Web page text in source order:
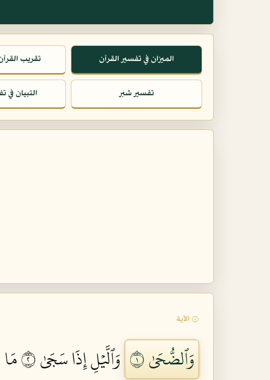
الميزان في تفسير القرآن تقريب
تفسير شبر التبيان في
۞ الآية
وَٱلضُّحَىٰ ١ وَٱلَّيۡلِ إِذَا سَجَىٰ ٢